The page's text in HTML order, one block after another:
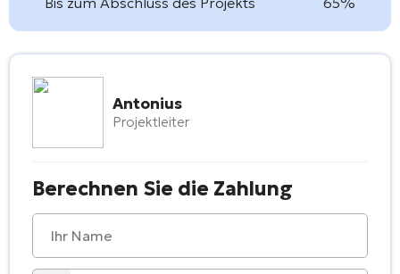
Antonius
Projektleiter
Berechnen Sie die Zahlung